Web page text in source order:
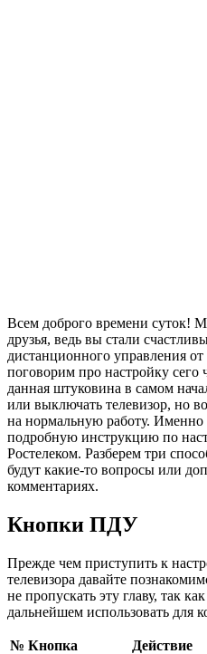
Всем доброго времени суток!
друзья, ведь вы стали
дистанционного управления
поговорим про настройку сего
данная штуковина в самом
или выключать телевизор, но
на нормальную работу. Именно
подробную инструкцию по
Ростелеком. Разберем три
будут какие-то вопросы или
комментариях.
Кнопки ПДУ
Прежде чем приступить к
телевизора давайте
не пропускать эту главу, так
дальнейшем использовать для
№ Кнопка
Действие